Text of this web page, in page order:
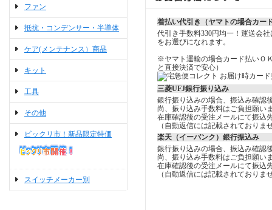
ファン
抵抗・コンデンサー・半導体
ケア(メンテナンス）商品
キット
工具
その他
ビックリ市！新品限定特価
スイッチメーカー別
着払い代引き（ヤマトの場合カー
代引き手数料330円均一！運送会
をお選びになれます。
※ヤマト運輸の場合カード払いＯ
と直接決済で安心）
三菱UFJ銀行振り込み
銀行振り込みの場合、振込み確認
尚、振り込み手数料はご負担願い
在庫確認後の受注メールにて振込
（自動返信には記載されておりま
楽天（イーバンク）銀行振込み
銀行振り込みの場合、振込み確認
尚、振り込み手数料はご負担願い
在庫確認後の受注メールにて振込
（自動返信には記載されておりま